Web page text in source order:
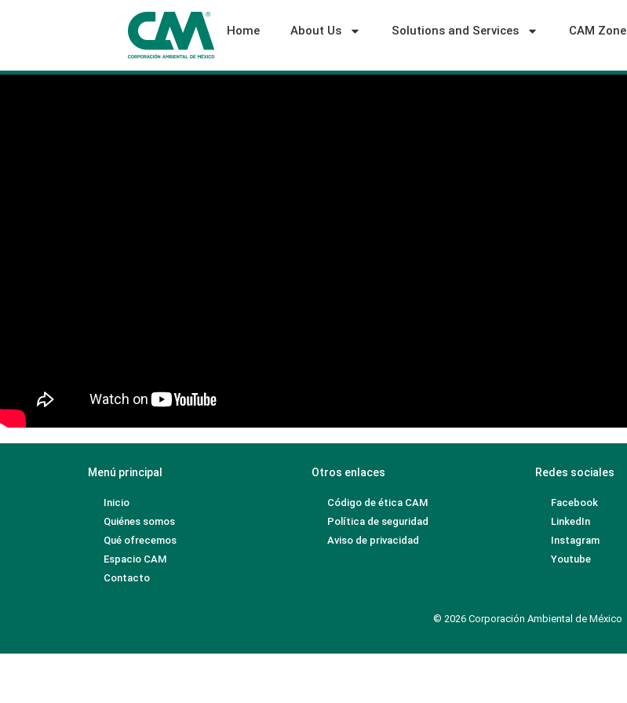
Home About Us Solutions and Services CAM Zone
Menú principal Otros enlaces Redes sociales
Inicio
Quiénes somos
Qué ofrecemos
Espacio CAM
Contacto
Código de ética CAM
Política de seguridad
Aviso de privacidad
Facebook
LinkedIn
Instagram
Youtube
© 2026 Corporación Ambiental de México